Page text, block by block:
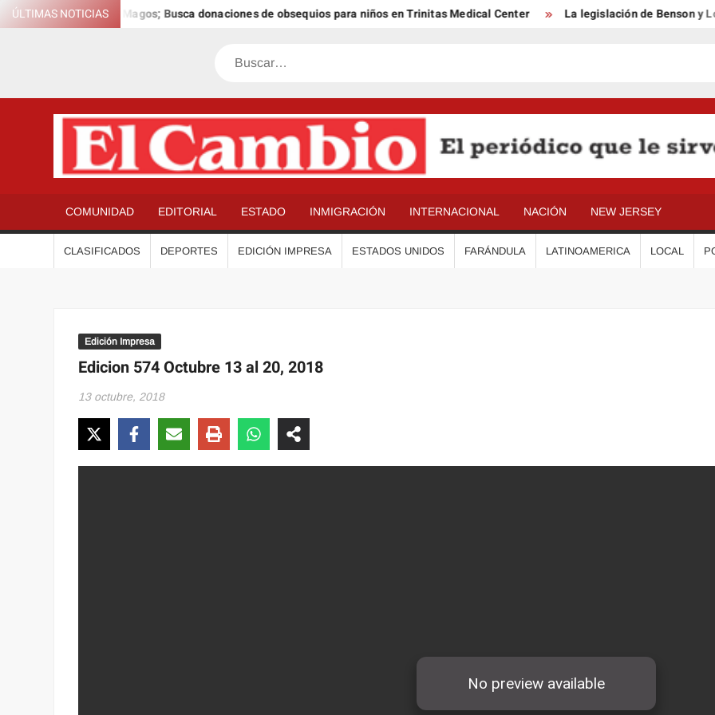
Saltar
al
ÚLTIMAS NOTICIAS
de los Reyes Magos; Busca donaciones de obsequios para niños en Trinitas Medical Center La legislación de Benson y
Buscar
COMUNIDAD EDITORIAL ESTADO INMIGRACIÓN INTERNACIONAL NACIÓN NEW JERSEY
CLASIFICADOS DEPORTES EDICIÓN IMPRESA ESTADOS UNIDOS FARÁNDULA LATINOAMERICA LOCAL
Edición Impresa
Edicion 574 Octubre 13 al 20, 2018
13 octubre, 2018